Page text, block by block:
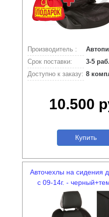
Производитель :
Срок поставки:
3-5
Доступно к заказу: 8
10.500
Купить
Авточехлы на сидения
с 09-14г. -